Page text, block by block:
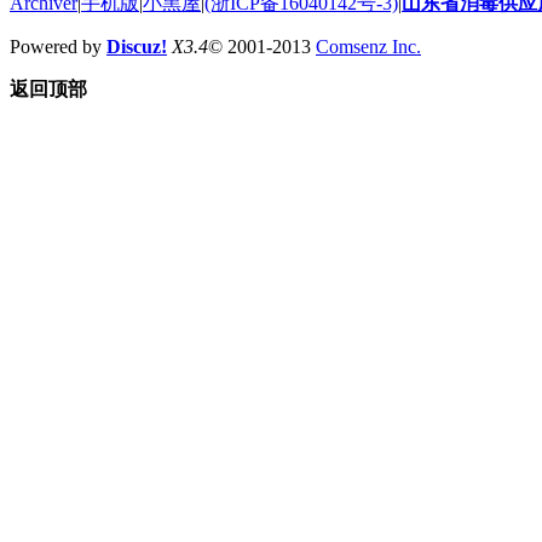
Powered by Discuz! X3.4© 2001-2013 Comsenz Inc.
返回顶部